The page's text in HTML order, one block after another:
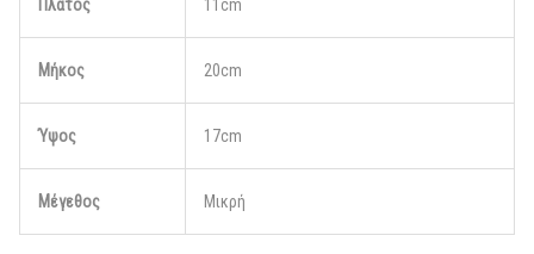
Πλάτος 11cm
Μήκος 20cm
Ύψος 17cm
Μέγεθος Μικρή